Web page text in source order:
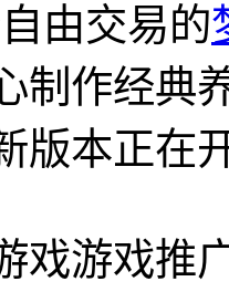
交易的
制作经典
版本正在
戏游戏推